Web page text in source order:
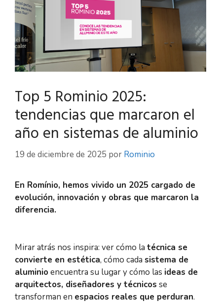
Top 5 Rominio 2025:
tendencias que marcaron el
año en sistemas de aluminio
19 de diciembre de 2025 por Rominio
En Romínio, hemos vivido un 2025 cargado de
evolución, innovación y obras que marcaron la
diferencia.
Mirar atrás nos inspira: ver cómo la técnica se
convierte en estética, cómo cada sistema de
aluminioencuentra su lugar y cómo las ideas de
arquitectos, diseñadores y técnicos se
transforman en espacios reales que perduran.